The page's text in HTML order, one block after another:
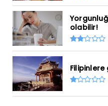
olabilir!
Filipinlere